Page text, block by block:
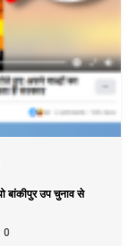
बांकीपुर उप चुनाव से
0